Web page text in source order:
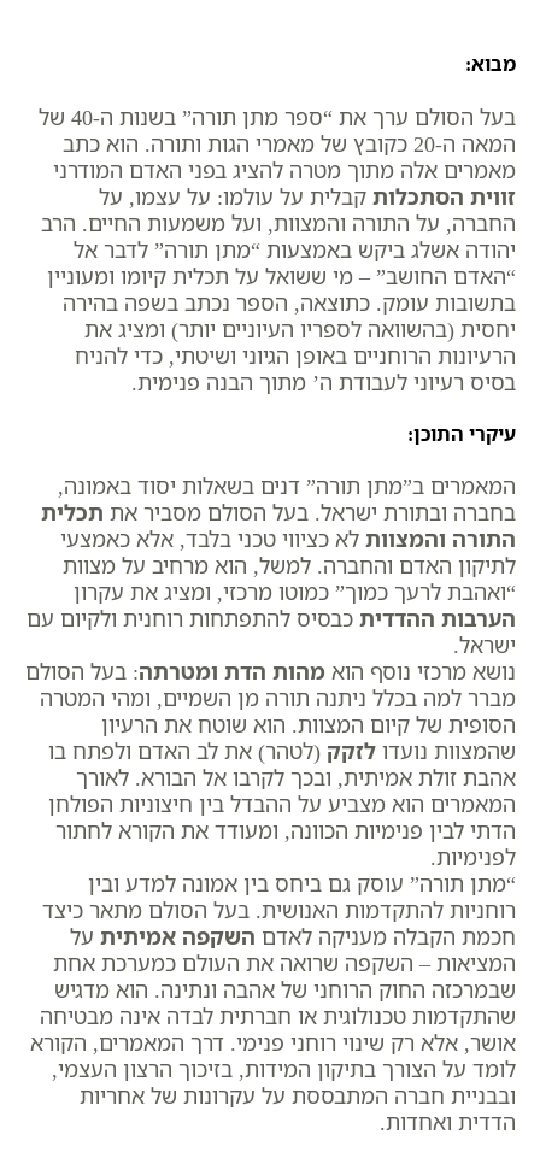
מבוא:
בעל הסולם ערך את “ספר מתן תורה” בשנות ה-40 של
המאה ה-20 כקובץ של מאמרי הגות ותורה. הוא כתב
מאמרים אלה מתוך מטרה להציג בפני האדם המודרני
זווית הסתכלות קבלית על עולמו: על עצמו, על
החברה, על התורה והמצוות, ועל משמעות החיים. הרב
יהודה אשלג ביקש באמצעות “מתן תורה” לדבר אל
“האדם החושב” – מי ששואל על תכלית קיומו ומעוניין
בתשובות עומק. כתוצאה, הספר נכתב בשפה בהירה
יחסית (בהשוואה לספריו העיוניים יותר) ומציג את
הרעיונות הרוחניים באופן הגיוני ושיטתי, כדי להניח
בסיס רעיוני לעבודת ה’ מתוך הבנה פנימית.
עיקרי התוכן:
המאמרים ב”מתן תורה” דנים בשאלות יסוד באמונה,
בחברה ובתורת ישראל. בעל הסולם מסביר את תכלית
התורה והמצוות לא כציווי טכני בלבד, אלא כאמצעי
לתיקון האדם והחברה. למשל, הוא מרחיב על מצוות
“ואהבת לרעך כמוך” כמוטו מרכזי, ומציג את עקרון
הערבות ההדדית כבסיס להתפתחות רוחנית ולקיום עם
ישראל.
נושא מרכזי נוסף הוא מהות הדת ומטרתה: בעל הסולם
מברר למה בכלל ניתנה תורה מן השמיים, ומהי המטרה
הסופית של קיום המצוות. הוא שוטח את הרעיון
שהמצוות נועדו לזקק (לטהר) את לב האדם ולפתח בו
אהבת זולת אמיתית, ובכך לקרבו אל הבורא. לאורך
המאמרים הוא מצביע על ההבדל בין חיצוניות הפולחן
הדתי לבין פנימיות הכוונה, ומעודד את הקורא לחתור
לפנימיות.
“מתן תורה” עוסק גם ביחס בין אמונה למדע ובין
רוחניות להתקדמות האנושית. בעל הסולם מתאר כיצד
חכמת הקבלה מעניקה לאדם השקפה אמיתית על
המציאות – השקפה שרואה את העולם כמערכת אחת
שבמרכזה החוק הרוחני של אהבה ונתינה. הוא מדגיש
שהתקדמות טכנולוגית או חברתית לבדה אינה מבטיחה
אושר, אלא רק שינוי רוחני פנימי. דרך המאמרים, הקורא
לומד על הצורך בתיקון המידות, בזיכוך הרצון העצמי,
ובבניית חברה המתבססת על עקרונות של אחריות
הדדית ואחדות.